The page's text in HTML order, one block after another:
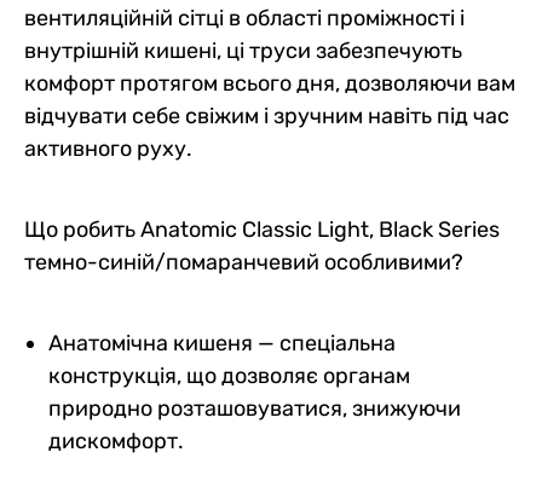
вентиляційній сітці в області проміжності і
внутрішній кишені, ці труси забезпечують
комфорт протягом всього дня, дозволяючи вам
відчувати себе свіжим і зручним навіть під час
активного руху.
Що робить Anatomic Classic Light, Black Series
темно-синій/помаранчевий особливими?
Анатомічна кишеня — спеціальна
конструкція, що дозволяє органам
природно розташовуватися, знижуючи
дискомфорт.